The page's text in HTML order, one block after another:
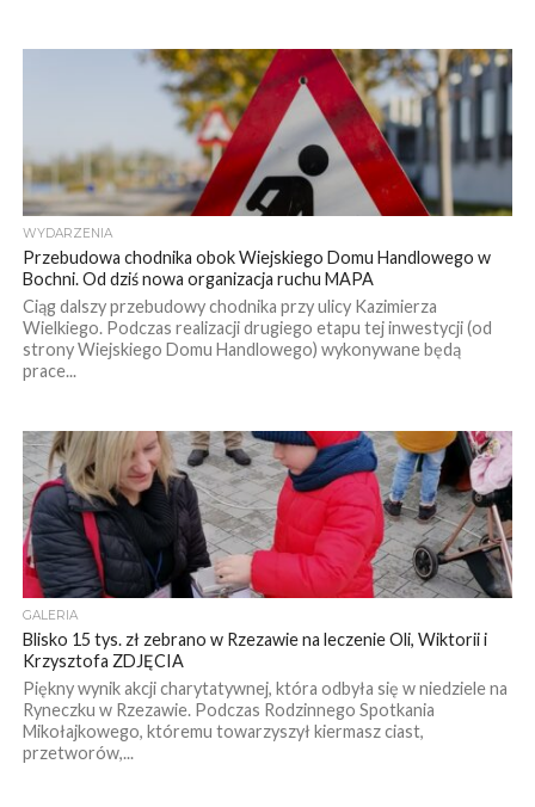
WYDARZENIA
Przebudowa chodnika obok Wiejskiego Domu Handlowego w
Bochni. Od dziś nowa organizacja ruchu MAPA
Ciąg dalszy przebudowy chodnika przy ulicy Kazimierza
Wielkiego. Podczas realizacji drugiego etapu tej inwestycji (od
strony Wiejskiego Domu Handlowego) wykonywane będą
prace...
GALERIA
Blisko 15 tys. zł zebrano w Rzezawie na leczenie Oli, Wiktorii i
Krzysztofa ZDJĘCIA
Piękny wynik akcji charytatywnej, która odbyła się w niedziele na
Ryneczku w Rzezawie. Podczas Rodzinnego Spotkania
Mikołajkowego, któremu towarzyszył kiermasz ciast,
przetworów,...